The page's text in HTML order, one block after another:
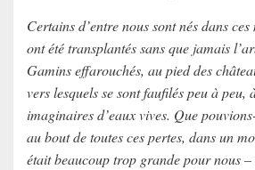
Certains d’entre nous sont nés dans
ont été transplantés sans que jamais
Gamins effarouchés, au pied des
vers lesquels se sont faufilés peu à peu,
imaginaires d’eaux vives. Que
au bout de toutes ces pertes, dans un
était beaucoup trop grande pour nous